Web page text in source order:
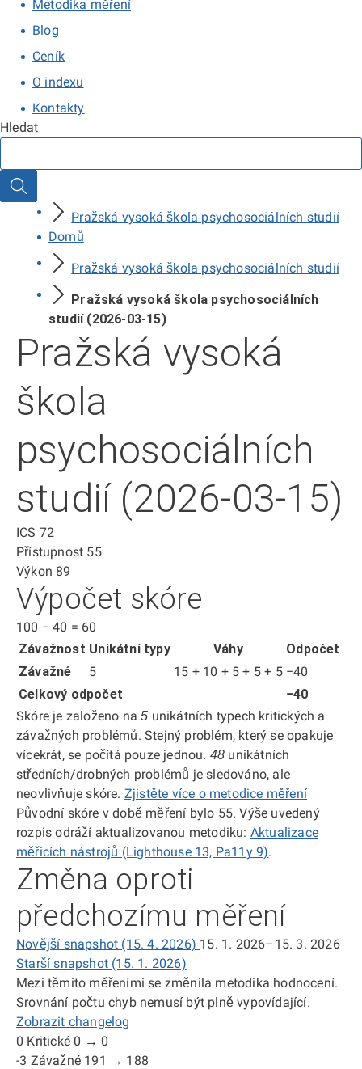
Metodika měření
Blog
Ceník
O indexu
Kontakty
Hledat
Hledat
Pražská vysoká škola psychosociálních studií
Domů
Pražská vysoká škola psychosociálních studií
Pražská vysoká škola psychosociálních
studií (2026-03-15)
Pražská vysoká
škola
psychosociálních
studií (2026-03-15)
ICS 72
Přístupnost 55
Výkon 89
Výpočet skóre
100 − 40 = 60
Závažnost Unikátní typy Váhy
Odpočet
Závažné
5 15 + 10 + 5 + 5 + 5 −40
Celkový odpočet
−40
Skóre je založeno na5 unikátních typech kritických a
závažných problémů. Stejný problém, který se opakuje
vícekrát, se počítá pouze jednou. 48 unikátních
středních/drobných problémů je sledováno, ale
neovlivňuje skóre. Zjistěte více o metodice měření
Původní skóre v době měření bylo 55. Výše uvedený
rozpis odráží aktualizovanou metodiku: Aktualizace
měřicích nástrojů (Lighthouse 13, Pa11y 9).
Změna oproti
předchozímu měření
Novější snapshot (15. 4. 2026) 15. 1. 2026–15. 3. 2026
Starší snapshot (15. 1. 2026)
Mezi těmito měřeními se změnila metodika hodnocení.
Srovnání počtu chyb nemusí být plně vypovídající.
Zobrazit changelog
0 Kritické 0 → 0
-3 Závažné 191 → 188